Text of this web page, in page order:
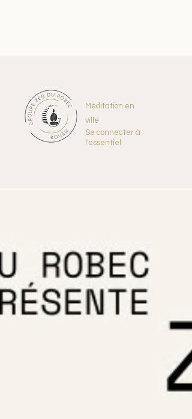
Méditation en
ville
Se connecter à
l'essentiel